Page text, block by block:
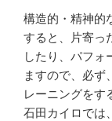
構造的・精神的
すると、片寄っ
したり、パフォ
ますので、必ず
レーニングをす
石田カイロでは